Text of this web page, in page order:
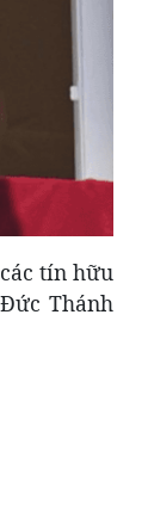
tín hữu
Thánh